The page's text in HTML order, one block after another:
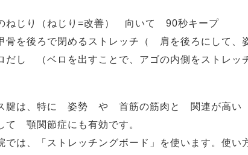
ねじり（ねじり=改善） 向いて 90秒キープ
骨を後ろで閉めるストレッチ（ 肩を後ろにして
だし （ベロを出すことで、アゴの内側をスト
腱は、特に 姿勢 や 首筋の筋肉と 関連が高い
て 顎関節症にも有効です。
では、「ストレッチングボード」を使います。使い